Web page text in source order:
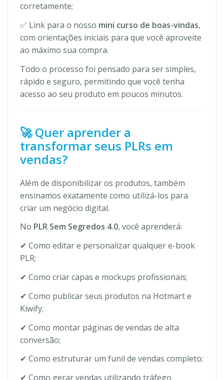
corretamente;
✅ Link para o nosso mini curso de boas-vindas,
com orientações iniciais para que você aproveite
ao máximo sua compra.
Todo o processo foi pensado para ser simples,
rápido e seguro, permitindo que você tenha
acesso ao seu produto em poucos minutos.
🚀 Quer aprender a
transformar seus PLRs em
vendas?
Além de disponibilizar os produtos, também
ensinamos exatamente como utilizá-los para
criar um negócio digital.
No PLR Sem Segredos 4.0, você aprenderá:
✔ Como editar e personalizar qualquer e-book
PLR;
✔ Como criar capas e mockups profissionais;
✔ Como publicar seus produtos na Hotmart e
Kiwify;
✔ Como montar páginas de vendas de alta
conversão;
✔ Como estruturar um funil de vendas completo;
✔ Como gerar vendas utilizando tráfego